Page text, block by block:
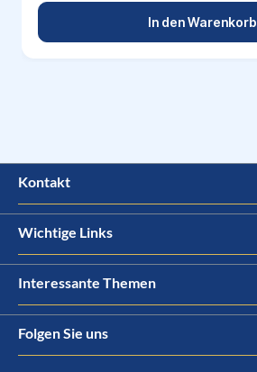
In den Warenkorb
Kontakt
Wichtige Links
Interessante Themen
Folgen Sie uns